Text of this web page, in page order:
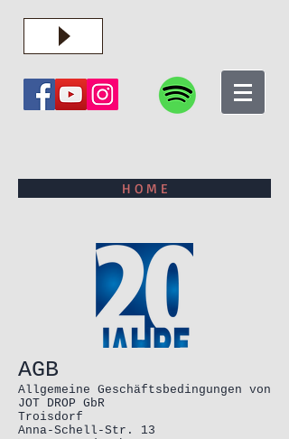
H O M E
AGB
Allgemeine Geschäftsbedingungen von
JOT DROP GbR
Troisdorf
Anna-Schell-Str. 13